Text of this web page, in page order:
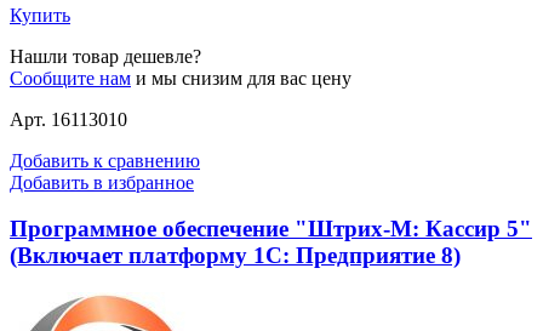
Купить
Нашли товар дешевле?
Сообщите нам и мы снизим для вас цену
Арт. 16113010
Добавить к сравнению
Добавить в избранное
Программное обеспечение "Штрих-М: Кассир 5"
(Включает платформу 1C: Предприятие 8)